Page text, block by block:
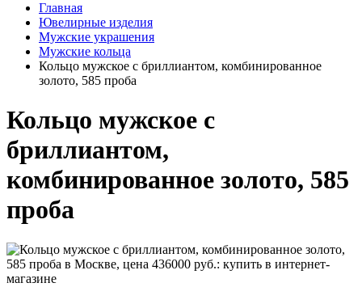
Главная
Ювелирные изделия
Мужские украшения
Мужские кольца
Кольцо мужское с бриллиантом, комбинированное
золото, 585 проба
Кольцо мужское с
бриллиантом,
комбинированное золото, 585
проба